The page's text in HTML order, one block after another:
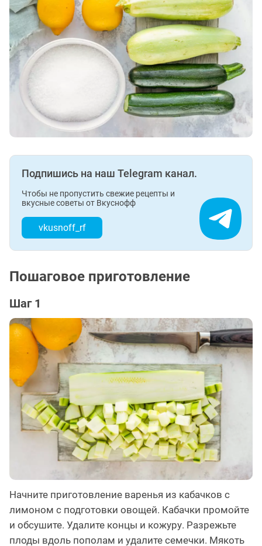
Подпишись на наш Telegram канал.
Чтобы не пропустить свежие рецепты и
вкусные советы от Вкуснофф
vkusnoff_rf
Пошаговое приготовление
Шаг 1
Начните приготовление варенья из кабачков с
лимоном с подготовки овощей. Кабачки промойте
и обсушите. Удалите концы и кожуру. Разрежьте
плоды вдоль пополам и удалите семечки. Мякоть